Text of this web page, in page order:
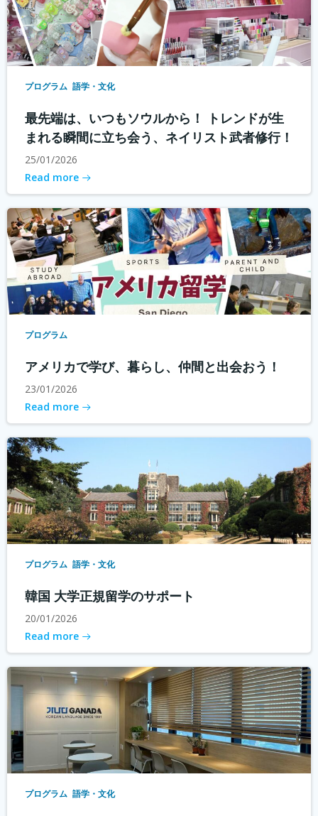
プログラム 語学・文化
最先端は、いつもソウルから！ トレンドが生
まれる瞬間に立ち会う、ネイリスト武者修行！
25/01/2026
Read more
プログラム
アメリカで学び、暮らし、仲間と出会おう！
23/01/2026
Read more
プログラム 語学・文化
韓国 大学正規留学のサポート
20/01/2026
Read more
プログラム 語学・文化